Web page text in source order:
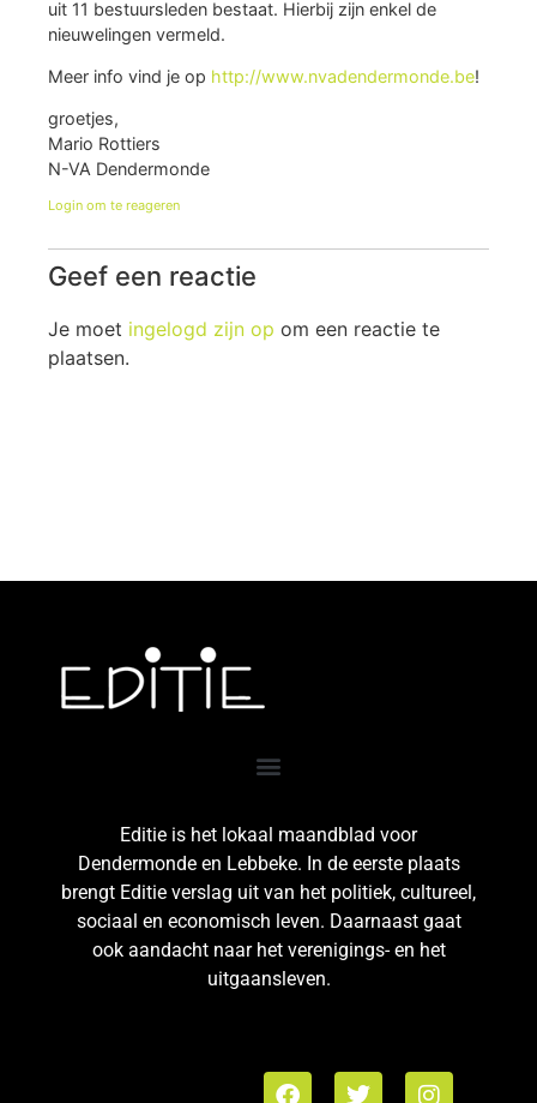
uit 11 bestuursleden bestaat. Hierbij zijn enkel de
nieuwelingen vermeld.
Meer info vind je op http://www.nvadendermonde.be!
groetjes,
Mario Rottiers
N-VA Dendermonde
Login om te reageren
Geef een reactie
Je moet ingelogd zijn op om een reactie te
plaatsen.
Editie is het lokaal maandblad voor
Dendermonde en Lebbeke. In de eerste plaats
brengt Editie verslag uit van het politiek, cultureel,
sociaal en economisch leven. Daarnaast gaat
ook aandacht naar het verenigings- en het
uitgaansleven.